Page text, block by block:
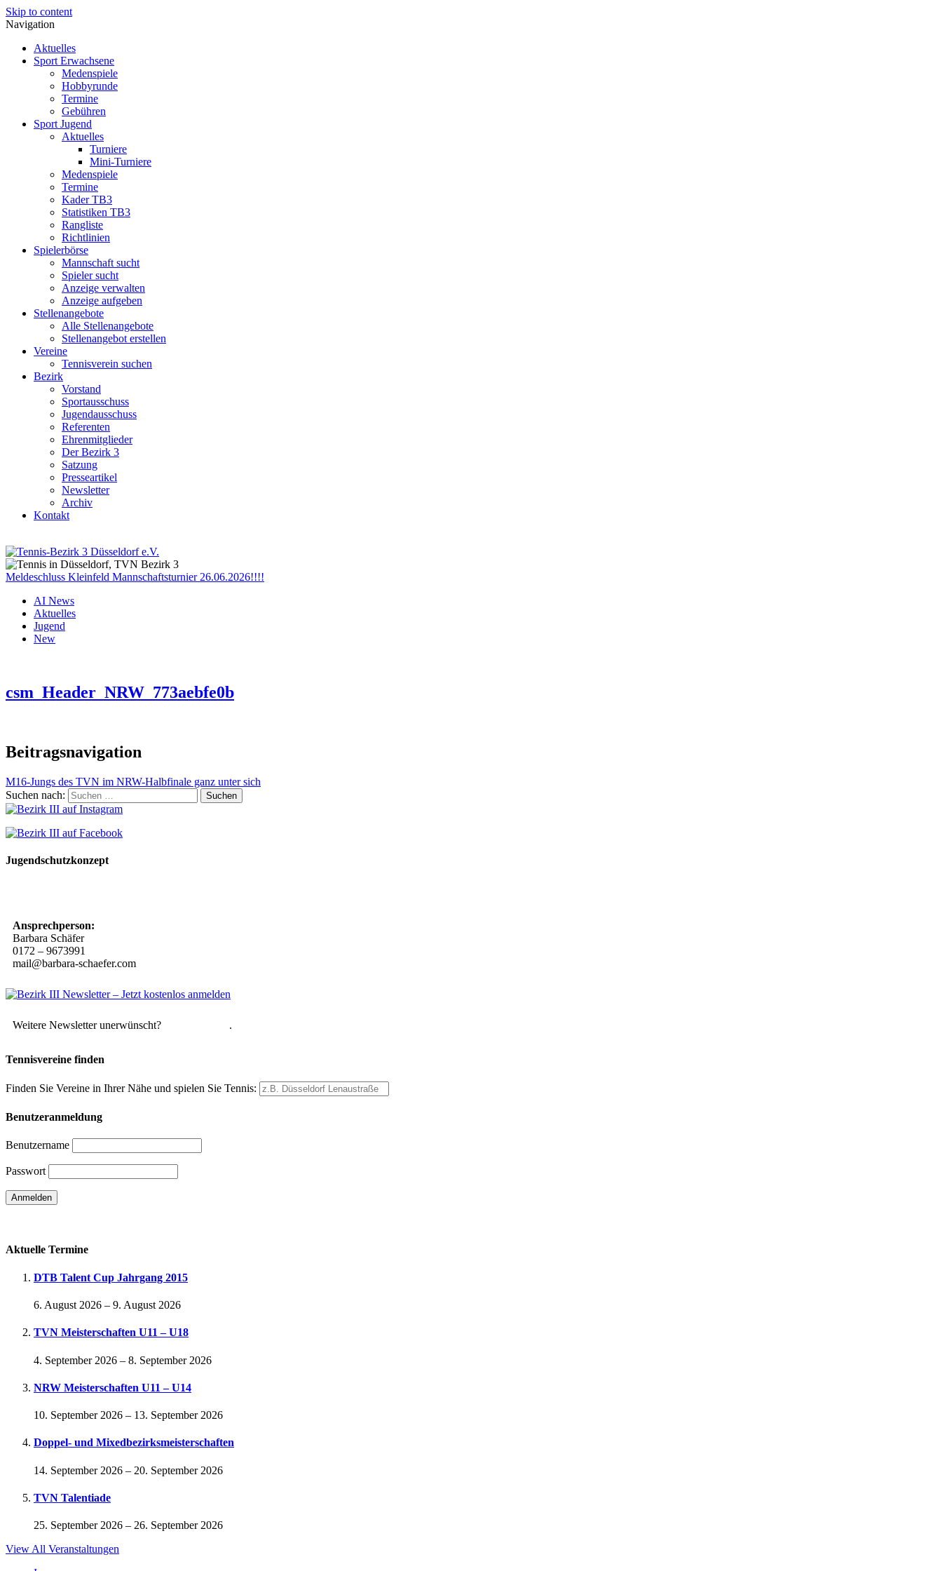
Skip to content
Navigation
Aktuelles
Sport Erwachsene
Medenspiele
Hobbyrunde
Termine
Gebühren
Sport Jugend
Aktuelles
Turniere
Mini-Turniere
Medenspiele
Termine
Kader TB3
Statistiken TB3
Rangliste
Richtlinien
Spielerbörse
Mannschaft sucht
Spieler sucht
Anzeige verwalten
Anzeige aufgeben
Stellenangebote
Alle Stellenangebote
Stellenangebot erstellen
Vereine
Tennisverein suchen
Bezirk
Vorstand
Sportausschuss
Jugendausschuss
Referenten
Ehrenmitglieder
Der Bezirk 3
Satzung
Presseartikel
Newsletter
Archiv
Kontakt
Meldeschluss Kleinfeld Mannschaftsturnier 26.06.2026!!!!
AI News
Aktuelles
Jugend
New
csm_Header_NRW_773aebfe0b
Beitragsnavigation
M16-Jungs des TVN im NRW-Halbfinale ganz unter sich
Suchen nach:
Jugendschutzkonzept
Ansprechperson:
Barbara Schäfer
0172 – 9673991
mail@barbara-schaefer.com
Weitere Newsletter unerwünscht? .
Tennisvereine finden
Finden Sie Vereine in Ihrer Nähe und spielen Sie Tennis:
Benutzeranmeldung
Benutzername
Passwort
Aktuelle Termine
DTB Talent Cup Jahrgang 2015
6. August 2026 – 9. August 2026
TVN Meisterschaften U11 – U18
4. September 2026 – 8. September 2026
NRW Meisterschaften U11 – U14
10. September 2026 – 13. September 2026
Doppel- und Mixedbezirksmeisterschaften
14. September 2026 – 20. September 2026
TVN Talentiade
25. September 2026 – 26. September 2026
View All Veranstaltungen